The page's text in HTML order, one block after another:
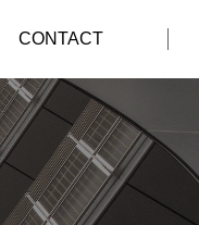
CONTACT